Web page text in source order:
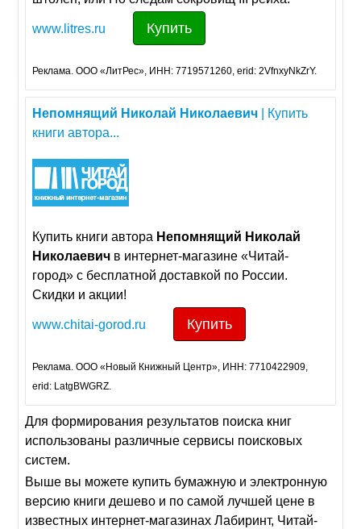
www.litres.ru Купить
Реклама. ООО «ЛитРес», ИНН: 7719571260, erid: 2VfnxyNkZrY.
Непомнящий Николай Николаевич | Купить
книги автора...
Купить книги авторa Непомнящий Николай
Николаевич в интернет-магазине «Читай-
город» с бесплатной доставкой по России.
Скидки и акции!
www.chitai-gorod.ru Купить
Реклама. ООО «Новый Книжный Центр», ИНН: 7710422909,
erid: LatgBWGRZ.
Для формирования результатов поиска книг
использованы различные сервисы поисковых
систем.
Выше вы можете купить бумажную и электронную
версию книги дешево и по самой лучшей цене в
известных интернет-магазинах Лабиринт, Читай-